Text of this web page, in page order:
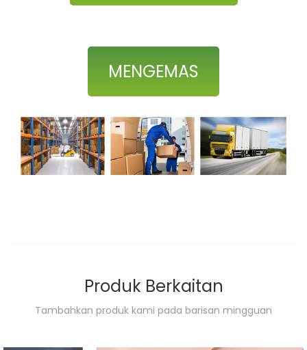
MENGEMAS
Produk Berkaitan
Tambahkan produk kami pada barisan mingguan